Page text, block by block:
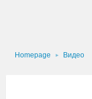
Homepage Видео